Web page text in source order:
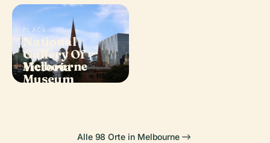
PLACE
National
Gallery Of
Victoria
PLACE
Melbourne
Museum
Alle 98 Orte in Melbourne